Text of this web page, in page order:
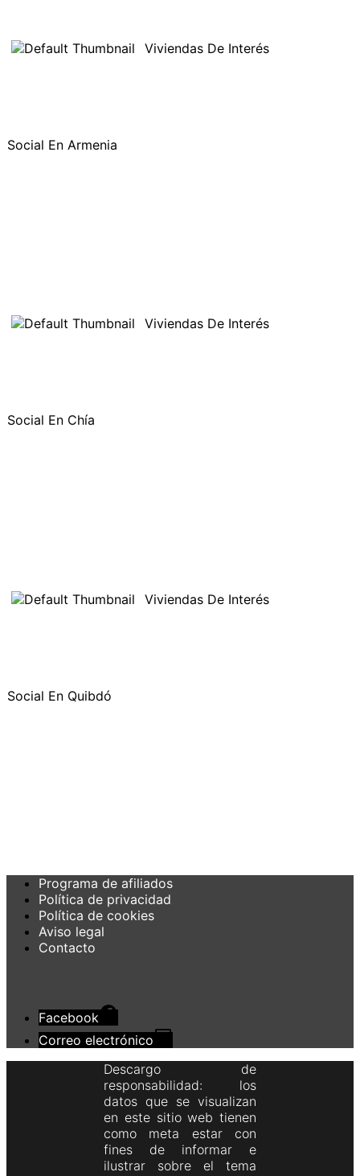
Viviendas De Interés
Social En Armenia
Viviendas De Interés
Social En Chía
Viviendas De Interés
Social En Quibdó
Programa de afiliados
Política de privacidad
Política de cookies
Aviso legal
Contacto
Facebook
Correo electrónico
Descargo de
responsabilidad: los
datos que se visualizan
en este sitio web tienen
como meta estar con
fines de informar e
ilustrar sobre el tema